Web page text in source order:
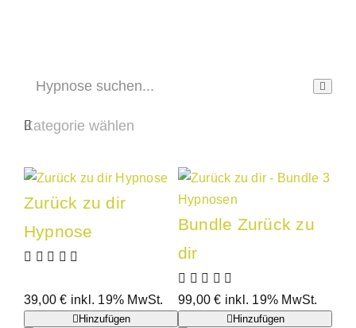
Zurück zu dir
Hypnose
39,00€ inkl. 19% MwSt.
Hinzufügen
Bundle Zurück zu
dir
99,00€ inkl. 19% MwSt.
Hinzufügen